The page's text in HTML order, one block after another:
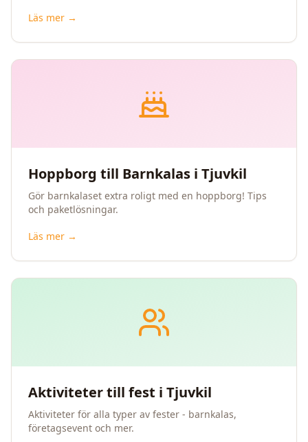
Läs mer →
Hoppborg till Barnkalas i Tjuvkil
Gör barnkalaset extra roligt med en hoppborg! Tips
och paketlösningar.
Läs mer →
Aktiviteter till fest i Tjuvkil
Aktiviteter för alla typer av fester - barnkalas,
företagsevent och mer.